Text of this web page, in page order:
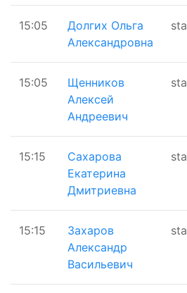
15:05
Долгих Ольга
Александровна
sta
15:05
Щенников
Алексей
Андреевич
sta
15:15
Сахарова
Екатерина
Дмитриевна
sta
15:15
Захаров
Александр
Васильевич
sta